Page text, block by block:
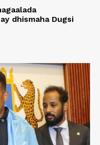
dhismaha Dugsi